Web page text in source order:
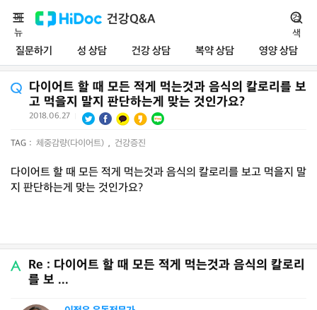
건강Q&A
질문하기 성 상담 건강 상담 복약 상담 영양 상담
메
뉴
검
색
다이어트 할 때 모든 적게 먹는것과 음식의 칼로리를 보
고 먹을지 말지 판단하는게 맞는 것인가요?
2018.06.27
TAG : 체중감량(다이어트) , 건강증진
다이어트 할 때 모든 적게 먹는것과 음식의 칼로리를 보고 먹을지 말
지 판단하는게 맞는 것인가요?
Re : 다이어트 할 때 모든 적게 먹는것과 음식의 칼로리
를 보 ...